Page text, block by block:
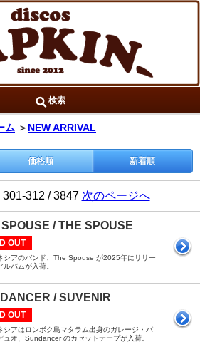
検索
ム ＞ NEW ARRIVAL
価格順 新着順
301-312 / 3847 次のページへ
/ THE SPOUSE
OUT
シアのバンド、The Spouse が2025年にリリー
ルバムが入荷。
/ SUVENIR
OUT
シアはロンボク島マタラム出身のガレージ・パ
ュオ、Sundancer のカセットテープが入荷。